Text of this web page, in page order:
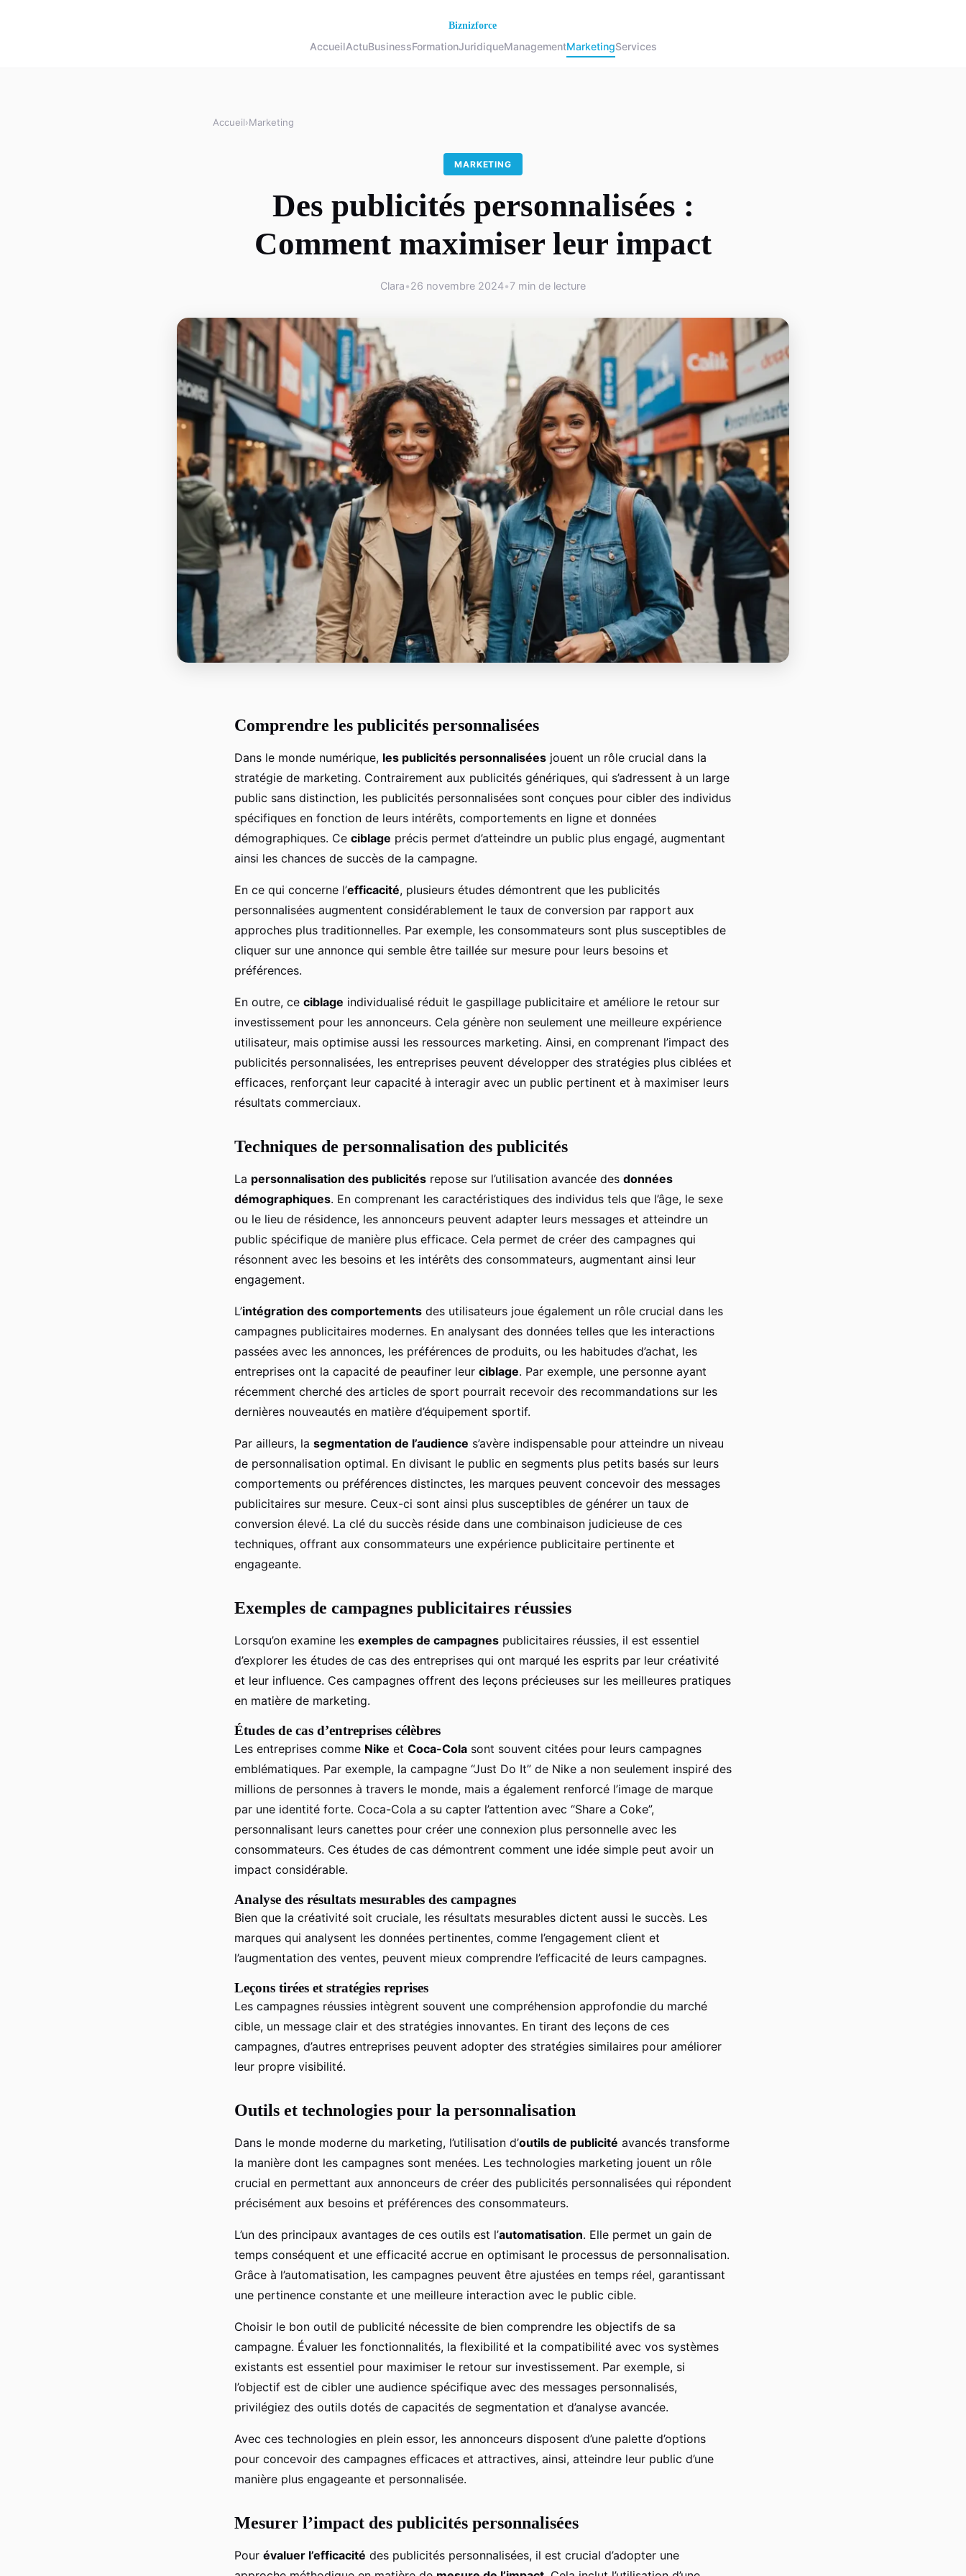
AccueilActuBusinessFormationJuridiqueManagementMarketingServices
Accueil›Marketing
MARKETING
Des publicités personnalisées :
Comment maximiser leur impact
Clara•26 novembre 2024•7 min de lecture
Comprendre les publicités personnalisées
Dans le monde numérique, les publicités personnalisées jouent un rôle crucial dans la
stratégie de marketing. Contrairement aux publicités génériques, qui s’adressent à un large
public sans distinction, les publicités personnalisées sont conçues pour cibler des individus
spécifiques en fonction de leurs intérêts, comportements en ligne et données
démographiques. Ce ciblage précis permet d’atteindre un public plus engagé, augmentant
ainsi les chances de succès de la campagne.
En ce qui concerne l’efficacité, plusieurs études démontrent que les publicités
personnalisées augmentent considérablement le taux de conversion par rapport aux
approches plus traditionnelles. Par exemple, les consommateurs sont plus susceptibles de
cliquer sur une annonce qui semble être taillée sur mesure pour leurs besoins et
préférences.
En outre, ce ciblage individualisé réduit le gaspillage publicitaire et améliore le retour sur
investissement pour les annonceurs. Cela génère non seulement une meilleure expérience
utilisateur, mais optimise aussi les ressources marketing. Ainsi, en comprenant l’impact des
publicités personnalisées, les entreprises peuvent développer des stratégies plus ciblées et
efficaces, renforçant leur capacité à interagir avec un public pertinent et à maximiser leurs
résultats commerciaux.
Techniques de personnalisation des publicités
La personnalisation des publicités repose sur l’utilisation avancée des données
démographiques. En comprenant les caractéristiques des individus tels que l’âge, le sexe
ou le lieu de résidence, les annonceurs peuvent adapter leurs messages et atteindre un
public spécifique de manière plus efficace. Cela permet de créer des campagnes qui
résonnent avec les besoins et les intérêts des consommateurs, augmentant ainsi leur
engagement.
L’intégration des comportements des utilisateurs joue également un rôle crucial dans les
campagnes publicitaires modernes. En analysant des données telles que les interactions
passées avec les annonces, les préférences de produits, ou les habitudes d’achat, les
entreprises ont la capacité de peaufiner leur ciblage. Par exemple, une personne ayant
récemment cherché des articles de sport pourrait recevoir des recommandations sur les
dernières nouveautés en matière d’équipement sportif.
Par ailleurs, la segmentation de l’audience s’avère indispensable pour atteindre un niveau
de personnalisation optimal. En divisant le public en segments plus petits basés sur leurs
comportements ou préférences distinctes, les marques peuvent concevoir des messages
publicitaires sur mesure. Ceux-ci sont ainsi plus susceptibles de générer un taux de
conversion élevé. La clé du succès réside dans une combinaison judicieuse de ces
techniques, offrant aux consommateurs une expérience publicitaire pertinente et
engageante.
Exemples de campagnes publicitaires réussies
Lorsqu’on examine les exemples de campagnes publicitaires réussies, il est essentiel
d’explorer les études de cas des entreprises qui ont marqué les esprits par leur créativité
et leur influence. Ces campagnes offrent des leçons précieuses sur les meilleures pratiques
en matière de marketing.
Études de cas d’entreprises célèbres
Les entreprises comme Nike et Coca-Cola sont souvent citées pour leurs campagnes
emblématiques. Par exemple, la campagne “Just Do It” de Nike a non seulement inspiré des
millions de personnes à travers le monde, mais a également renforcé l’image de marque
par une identité forte. Coca-Cola a su capter l’attention avec “Share a Coke”,
personnalisant leurs canettes pour créer une connexion plus personnelle avec les
consommateurs. Ces études de cas démontrent comment une idée simple peut avoir un
impact considérable.
Analyse des résultats mesurables des campagnes
Bien que la créativité soit cruciale, les résultats mesurables dictent aussi le succès. Les
marques qui analysent les données pertinentes, comme l’engagement client et
l’augmentation des ventes, peuvent mieux comprendre l’efficacité de leurs campagnes.
Leçons tirées et stratégies reprises
Les campagnes réussies intègrent souvent une compréhension approfondie du marché
cible, un message clair et des stratégies innovantes. En tirant des leçons de ces
campagnes, d’autres entreprises peuvent adopter des stratégies similaires pour améliorer
leur propre visibilité.
Outils et technologies pour la personnalisation
Dans le monde moderne du marketing, l’utilisation d’outils de publicité avancés transforme
la manière dont les campagnes sont menées. Les technologies marketing jouent un rôle
crucial en permettant aux annonceurs de créer des publicités personnalisées qui répondent
précisément aux besoins et préférences des consommateurs.
L’un des principaux avantages de ces outils est l’automatisation. Elle permet un gain de
temps conséquent et une efficacité accrue en optimisant le processus de personnalisation.
Grâce à l’automatisation, les campagnes peuvent être ajustées en temps réel, garantissant
une pertinence constante et une meilleure interaction avec le public cible.
Choisir le bon outil de publicité nécessite de bien comprendre les objectifs de sa
campagne. Évaluer les fonctionnalités, la flexibilité et la compatibilité avec vos systèmes
existants est essentiel pour maximiser le retour sur investissement. Par exemple, si
l’objectif est de cibler une audience spécifique avec des messages personnalisés,
privilégiez des outils dotés de capacités de segmentation et d’analyse avancée.
Avec ces technologies en plein essor, les annonceurs disposent d’une palette d’options
pour concevoir des campagnes efficaces et attractives, ainsi, atteindre leur public d’une
manière plus engageante et personnalisée.
Mesurer l’impact des publicités personnalisées
Pour évaluer l’efficacité des publicités personnalisées, il est crucial d’adopter une